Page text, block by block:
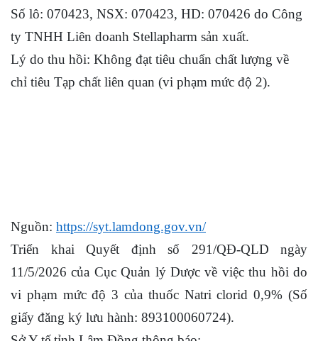
Số lô: 070423, NSX: 070423, HD: 070426 do Công
ty TNHH Liên doanh Stellapharm sản xuất.
Lý do thu hồi: Không đạt tiêu chuẩn chất lượng về
chỉ tiêu Tạp chất liên quan (vi phạm mức độ 2).
Nguồn: https://syt.lamdong.gov.vn/
Triển khai Quyết định số 291/QĐ-QLD ngày
11/5/2026 của Cục Quản lý Dược về việc thu hồi do
vi phạm mức độ 3 của thuốc Natri clorid 0,9% (Số
giấy đăng ký lưu hành: 893100060724).